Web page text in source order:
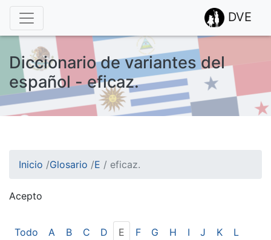
DVE
Diccionario de variantes del
español - eficaz.
Inicio /Glosario /E / eficaz.
Acepto
Esto nos ayuda a recolectar estadísticas de las visitas.
Todo A B C D E F G H I J K
L